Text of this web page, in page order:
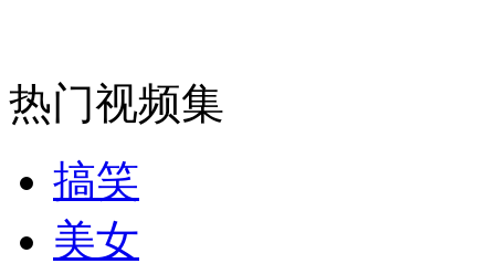
纽约上演“枕头大战”
司机酒驾遇交警 急速倒车逃窜
热门视频集
搞笑
美女